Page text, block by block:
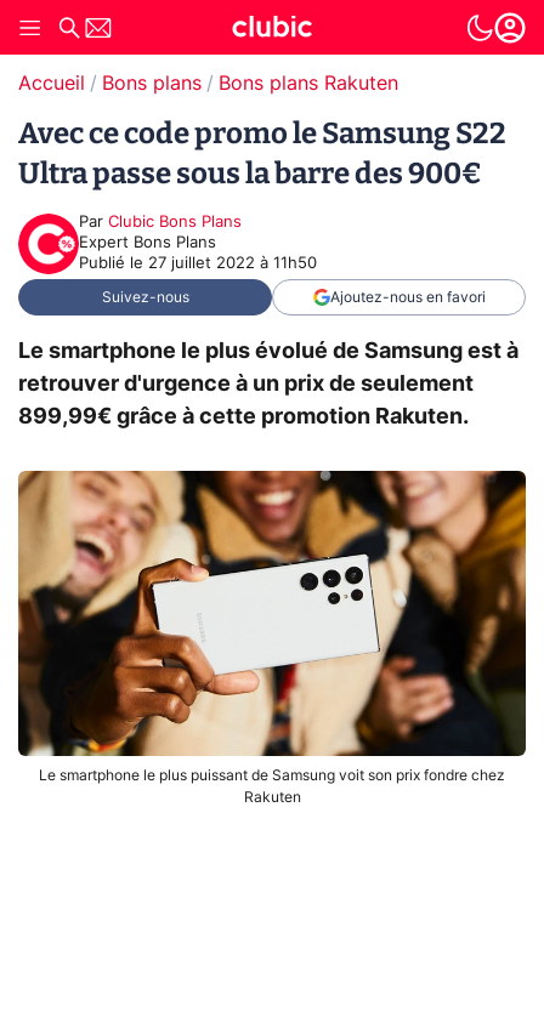
Accueil Bons plans Bons plans Rakuten
Avec ce code promo le Samsung S22
Ultra passe sous la barre des 900€
Par Clubic Bons Plans
Expert Bons Plans
Publié le 27 juillet 2022 à 11h50
Suivez-nous Ajoutez-nous en favori
Le smartphone le plus évolué de Samsung est à
retrouver d'urgence à un prix de seulement
899,99€ grâce à cette promotion Rakuten.
Le smartphone le plus puissant de Samsung voit son prix fondre chez
Rakuten